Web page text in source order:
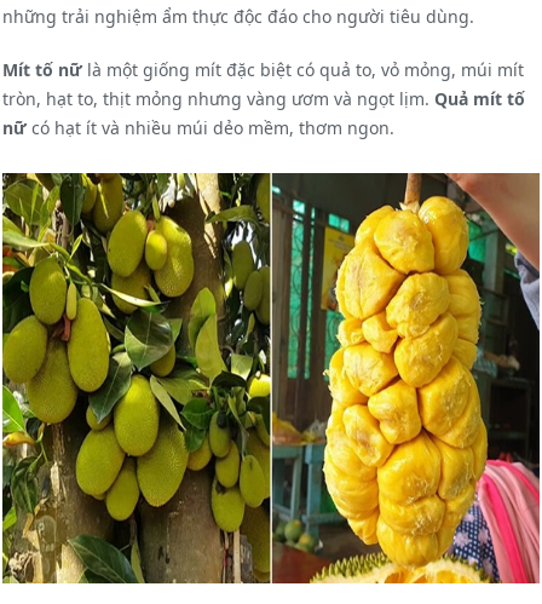
những trải nghiệm ẩm thực độc đáo cho người tiêu dùng.
Mít tố nữlà một giống mít đặc biệt có quả to, vỏ mỏng, múi mít
tròn, hạt to, thịt mỏng nhưng vàng ươm và ngọt lịm. Quả mít tố
nữcó hạt ít và nhiều múi dẻo mềm, thơm ngon.